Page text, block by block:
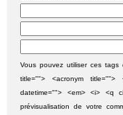
Vous pouvez utiliser ces tags
title=""> <acronym
datetime=""> <em> <i> <q
prévisualisation de votre